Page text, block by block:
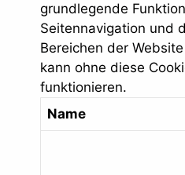
grundlegende
Seitennavigation und
Bereichen der
kann ohne diese
funktionieren.
Name